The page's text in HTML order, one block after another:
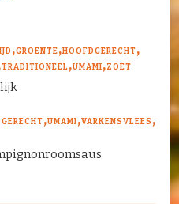
GROENTE HOOFDGERECHT
TRADITIONEEL UMAMI ZOET
UMAMI VARKENSVLEES